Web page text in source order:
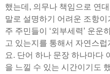
했는데, 의무나 책임으로 연
말로 설명하기 어려운 조항
주 주민들이 ‘외부세력’ 운운
고 있는지를 통해서 자연스
요. 단어 하나 문장 하나마다
을 느낄 수 있는 시간이기도